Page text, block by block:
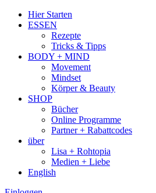
Hier Starten
ESSEN
Rezepte
Tricks & Tipps
BODY + MIND
Movement
Mindset
Körper & Beauty
SHOP
Bücher
Online Programme
Partner + Rabattcodes
über
Lisa + Rohtopia
Medien + Liebe
English